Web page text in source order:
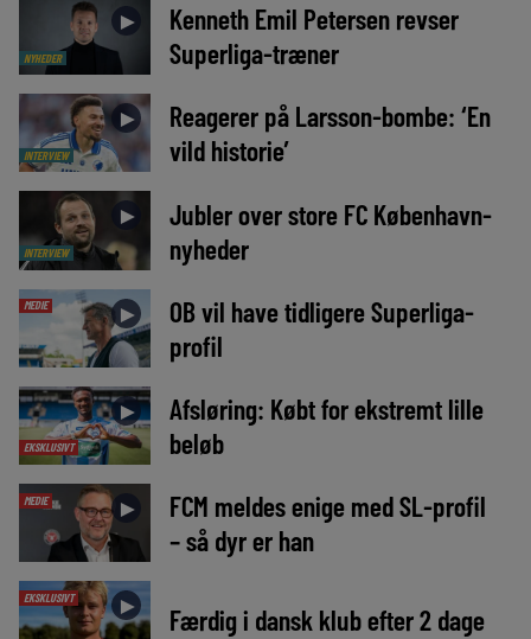
NYHEDER
►
Kenneth Emil Petersen revser
Superliga-træner
INTERVIEW
►
Reagerer på Larsson-bombe: ‘En
vild historie’
INTERVIEW
►
Jubler over store FC København-
nyheder
MEDIE ►
OB vil have tidligere Superliga-
profil
EKSKLUSIVT
►
Afsløring: Købt for ekstremt lille
beløb
MEDIE ►
FCM meldes enige med SL-profil
– så dyr er han
EKSKLUSIVT ► Færdig i dansk klub efter 2 dage